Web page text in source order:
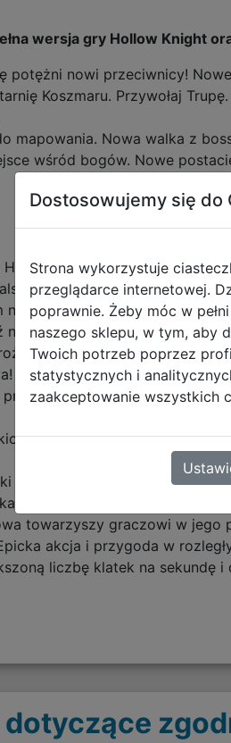
wersja gry Hollow Knight
potężni nowi przeciwnicy!
Koszmaru. Przywołaj
mapowania. Nowa walka z
wśród bogów. Nowe
Hallownest jest rozległy i
podróż.
umiejętnościom i
naprzód w płomiennym błysku.
relikty, które oferują
postaci,
bossów! Staw czoła
rozbudowanym narzędziom
w Hollow Knight.
towarzyszy graczowi w jego
akcja i przygoda w
liczbę klatek na sekundę
dotyczące
Dostosowujemy się do
Strona wykorzystuje
przeglądarce internetowej.
poprawnie. Żeby móc w
naszego sklepu, w tym, aby
Twoich potrzeb poprzez
statystycznych i
zaakceptowanie wszystkich